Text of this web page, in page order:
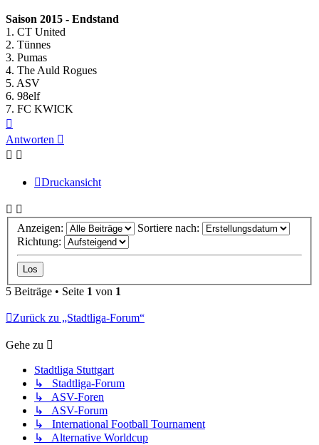
Saison 2015 - Endstand
1. CT United
2. Tünnes
3. Pumas
4. The Auld Rogues
5. ASV
6. 98elf
7. FC KWICK
oben
Antworten
Druckansicht
Anzeigen:
Sortiere nach:
Richtung:
5 Beiträge • Seite 1 von 1
Zurück zu „Stadtliga-Forum“
Gehe zu
Stadtliga Stuttgart
↳ Stadtliga-Forum
↳ ASV-Foren
↳ ASV-Forum
↳ International Football Tournament
↳ Alternative Worldcup